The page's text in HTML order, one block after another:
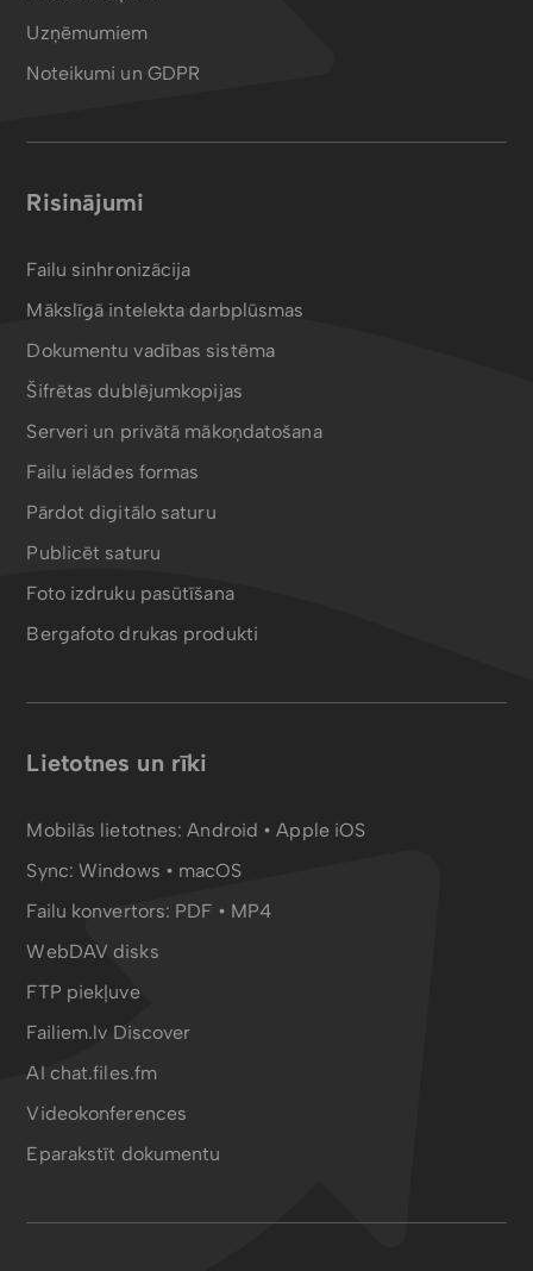
Uzņēmumiem
Noteikumi un GDPR
Risinājumi
Failu sinhronizācija
Mākslīgā intelekta darbplūsmas
Dokumentu vadības sistēma
Šifrētas dublējumkopijas
Serveri un privātā mākoņdatošana
Failu ielādes formas
Pārdot digitālo saturu
Publicēt saturu
Foto izdruku pasūtīšana
Bergafoto drukas produkti
Lietotnes un rīki
Mobilās lietotnes:Android •Apple iOS
Sync:Windows • macOS
Failu konvertors: PDF • MP4
WebDAV disks
FTP piekļuve
Failiem.lv Discover
AI chat.files.fm
Videokonferences
Eparakstīt dokumentu